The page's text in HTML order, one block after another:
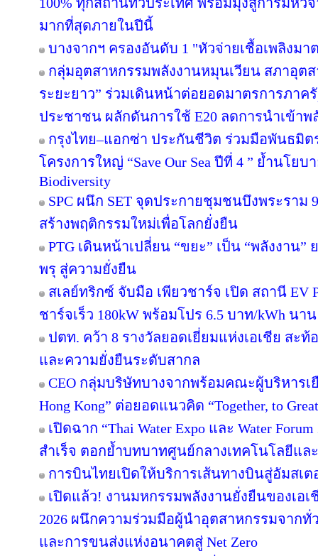
มากที่สุดภายในปีนี้
บางจากฯ ครองอันดับ 1 "หัวจ่ายเชื้อเพลิงม
กลุ่มอุตสาหกรรมพลังงานหมุนเวียน สภาอุตส
ระยะยาว” ร่วมเดินหน้าต่อยอดมาตรการภาค
ประชาชน ผลักดันการใช้ E20 ลดการนำเข้าพ
กรุงไทย–แอกซ่า ประกันชีวิต ร่วมมือพันธมิ
โครงการใหญ่ “Save Our Sea ปีที่ 4 ” ย้ำนโยบ
Biodiversity
SPC ผนึก SET จุดประกายชุมชนบึงพระรา
สร้างพฤติกรรมใหม่เพื่อโลกยั่งยืน
PTG เดินหน้าเปลี่ยน “ขยะ” เป็น “พลังงา
พรุ สู่ความยั่งยืน
สเลย์ทริกซ์ จับมือ เพียวชาร์จ เปิด สถานี EV
ชาร์จเร็ว 180kW พร้อมโปร 6.5 บาท/kWh นา
ปตท. คว้า 8 รางวัลยอดเยี่ยมแห่งเอเชีย สะ
และความยั่งยืนระดับสากล
CEO กลุ่มบริษัทบางจากพร้อมคณะผู้บริหารเ
Hong Kong” ต่อยอดแนวคิด “Together, to
เปิดฉาก “Thai Water Expo และ Water
สำเร็จ ตอกย้ำบทบาทศูนย์กลางเทคโนโลยีแ
การบินไทยเปิดให้บริการเส้นทางบินสู่อัมสเต
เปิดแล้ว! งานมหกรรมพลังงานยั่งยืนของเอเชี
2026 ผนึกความร่วมมือผู้นำอุตสาหกรรมจาก
และการขนส่งแห่งอนาคตสู่ Net Zero